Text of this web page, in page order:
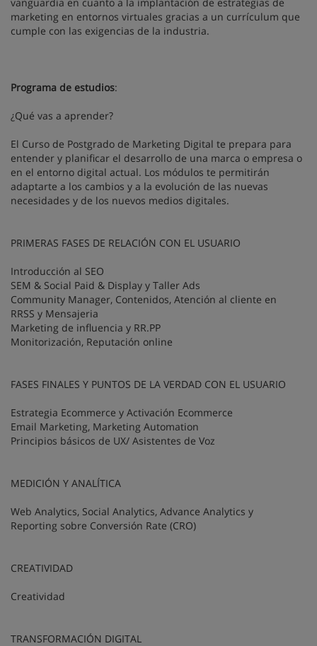
marketing en entornos virtuales gracias a un currículum que
cumple con las exigencias de la industria.
Programa de estudios:
¿Qué vas a aprender?
El Curso de Postgrado de Marketing Digital te prepara para
entender y planificar el desarrollo de una marca o empresa o
en el entorno digital actual. Los módulos te permitirán
adaptarte a los cambios y a la evolución de las nuevas
necesidades y de los nuevos medios digitales.
PRIMERAS FASES DE RELACIÓN CON EL USUARIO
Introducción al SEO
SEM & Social Paid & Display y Taller Ads
Community Manager, Contenidos, Atención al cliente en
RRSS y Mensajeria
Marketing de influencia y RR.PP
Monitorización, Reputación online
FASES FINALES Y PUNTOS DE LA VERDAD CON EL USUARIO
Estrategia Ecommerce y Activación Ecommerce
Email Marketing, Marketing Automation
Principios básicos de UX/ Asistentes de Voz
MEDICIÓN Y ANALÍTICA
Web Analytics, Social Analytics, Advance Analytics y
Reporting sobre Conversión Rate (CRO)
CREATIVIDAD
Creatividad
TRANSFORMACIÓN DIGITAL